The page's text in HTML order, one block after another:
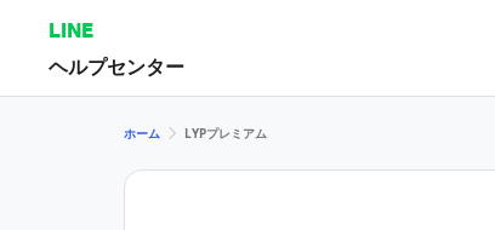
LINE
ヘルプセンター
ホーム LYPプレミアム